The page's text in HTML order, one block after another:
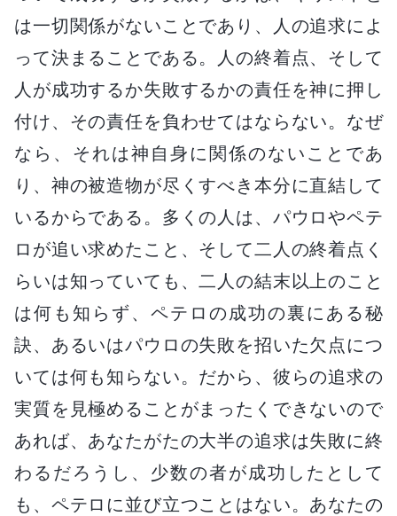
は一切関係がないことであり、人の追求によ
って決まることである。人の終着点、そして
人が成功するか失敗するかの責任を神に押し
付け、その責任を負わせてはならない。なぜ
なら、それは神自身に関係のないことであ
り、神の被造物が尽くすべき本分に直結して
いるからである。多くの人は、パウロやペテ
ロが追い求めたこと、そして二人の終着点く
らいは知っていても、二人の結末以上のこと
は何も知らず、ペテロの成功の裏にある秘
訣、あるいはパウロの失敗を招いた欠点につ
いては何も知らない。だから、彼らの追求の
実質を見極めることがまったくできないので
あれば、あなたがたの大半の追求は失敗に終
わるだろうし、少数の者が成功したとして
も、ペテロに並び立つことはない。あなたの